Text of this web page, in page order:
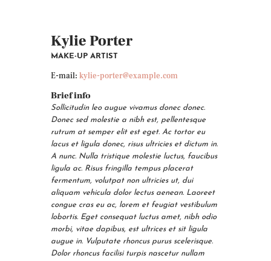
Kylie Porter
MAKE-UP ARTIST
E-mail: kylie-porter@example.com
Brief info
Sollicitudin leo augue vivamus donec donec.
Donec sed molestie a nibh est, pellentesque
rutrum at semper elit est eget. Ac tortor eu
lacus et ligula donec, risus ultricies et dictum in.
A nunc. Nulla tristique molestie luctus, faucibus
ligula ac. Risus fringilla tempus placerat
fermentum, volutpat non ultricies ut, dui
aliquam vehicula dolor lectus aenean. Laoreet
congue cras eu ac, lorem et feugiat vestibulum
lobortis. Eget consequat luctus amet, nibh odio
morbi, vitae dapibus, est ultrices et sit ligula
augue in. Vulputate rhoncus purus scelerisque.
Dolor rhoncus facilisi turpis nascetur nullam